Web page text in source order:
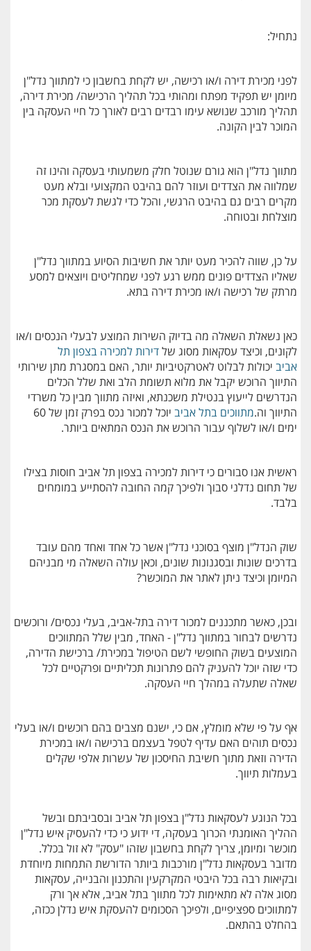
נתחיל:
לפני מכירת דירה ו/או רכישה, יש לקחת בחשבון כי למתווך נדל"ן
מיומן יש תפקיד מפתח ומהותי בכל תהליך הרכישה/ מכירת דירה,
תהליך מורכב שנושא עימו רבדים רבים לאורך כל חיי העסקה בין
המוכר לבין הקונה.
מתווך נדל"ן הוא גורם שנוטל חלק משמעותי בעסקה והינו זה
שמלווה את הצדדים ועוזר להם בהיבט המקצועי ובלא מעט
מקרים רבים גם בהיבט הרגשי, והכל כדי לגשת לעסקת מכר
מוצלחת ובטוחה.
על כן, שווה להכיר מעט יותר את חשיבות הסיוע במתווך נדל"ן
שאליו הצדדים פונים ממש רגע לפני שמחליטים ויוצאים למסע
מרתק של רכישה ו/או מכירת דירה בתא.
כאן נשאלת השאלה מה בדיוק השירות המוצע לבעלי הנכסים ו/או
לקונים, וכיצד עסקאות מסוג שלדירות למכירה בצפון תל
אביב יכולות לבלוט לאטרקטיביות יותר, האם במסגרת מתן שירותי
התיווך הרוכש יקבל את מלוא תשומת הלב ואת שלל הכלים
הנדרשים לייעוץ בנטילת משכנתא, ואיזה מתווך מבין כל משרדי
התיווך וה.מתווכים בתל אביב
יוכל למכור נכס בפרק זמן של 60
ימים ו/או לשלוף עבור הרוכש את הנכס המתאים ביותר.
ראשית אנו סבורים כי דירות למכירה בצפון תל אביב חוסות בצילו
של תחום נדלני סבוך ולפיכך קמה החובה להסתייע במומחים
בלבד.
שוק הנדל"ן מוצף בסוכני נדל"ן אשר כל אחד ואחד מהם עובד
בדרכים שונות ובסגנונות שונים, וכאן עולה השאלה מי מבניהם
המיומן וכיצד ניתן לאתר את המוכשר?
ובכן, כאשר מתכננים למכור דירה בתל-אביב, בעלי נכסים/ ורוכשים
נדרשים לבחור במתווך נדל"ן - האחד, מבין שלל המתווכים
המוצעים בשוק החופשי לשם הטיפול במכירת/ ברכישת הדירה,
כדי שזה יוכל להעניק להם פתרונות תכליתיים ופרקטיים לכל
שאלה שתעלה במהלך חיי העסקה.
אף על פי שלא מומלץ, אם כי, ישנם מצבים בהם רוכשים ו/או בעלי
נכסים תוהים האם עדיף לטפל בעצמם ברכישה ו/או במכירת
הדירה וזאת מתוך חשיבת החיסכון של עשרות אלפי שקלים
בעמלות תיווך.
בכל הנוגע לעסקאות נדל"ן בצפון תל אביב ובסביבתם ובשל
ההליך האומנתי הכרוך בעסקה, די ידוע כי כדי להעסיק איש נדל"ן
מוכשר ומיומן, צריך לקחת בחשבון שזהו "עסק" לא זול בכלל.
מדובר בעסקאות נדל"ן מורכבות ביותר הדורשת התמחות מיוחדת
ובקיאות רבה בכל היבטי המקרקעין והתכנון והבנייה, עסקאות
מסוג אלה לא מתאימות לכל מתווך בתל אביב, אלא אך ורק
למתווכים ספציפיים, ולפיכך הסכומים להעסקת איש נדלן ככזה,
בהחלט בהתאם.